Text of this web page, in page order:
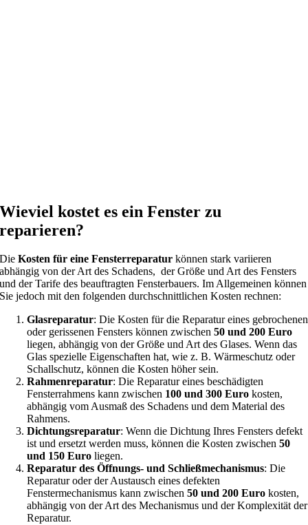
Wieviel kostet es ein Fenster zu
reparieren?
DieKosten für eine Fensterreparatur können stark variieren
abhängig von der Art des Schadens, der Größe und Art des Fensters
und der Tarife des beauftragten Fensterbauers. Im Allgemeinen können
Sie jedoch mit den folgenden durchschnittlichen Kosten rechnen:
Glasreparatur: Die Kosten für die Reparatur eines gebrochenen
oder gerissenen Fensters können zwischen50 und 200 Euro
liegen, abhängig von der Größe und Art des Glases. Wenn das
Glas spezielle Eigenschaften hat, wie z. B. Wärmeschutz oder
Schallschutz, können die Kosten höher sein.
Rahmenreparatur: Die Reparatur eines beschädigten
Fensterrahmens kann zwischen 100 und 300 Euro kosten,
abhängig vom Ausmaß des Schadens und dem Material des
Rahmens.
Dichtungsreparatur: Wenn die Dichtung Ihres Fensters defekt
ist und ersetzt werden muss, können die Kosten zwischen 50
und 150 Euro liegen.
Reparatur des Öffnungs- und Schließmechanismus: Die
Reparatur oder der Austausch eines defekten
Fenstermechanismus kann zwischen50 und 200 Euro kosten,
abhängig von der Art des Mechanismus und der Komplexität der
Reparatur.